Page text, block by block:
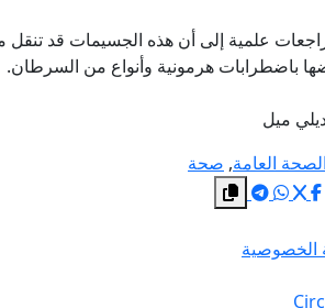
علمية إلى أن هذه الجسيمات قد تنقل
باضطرابات هرمونية وأنواع من السرطان.
ميل
الصحة العامة, صحة
الخصوصية